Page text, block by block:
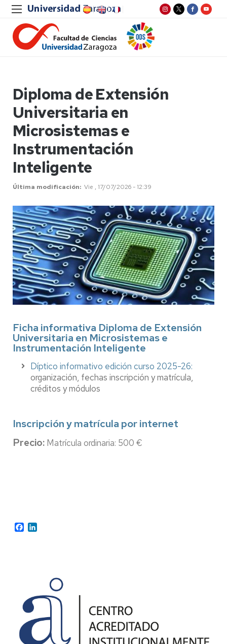
Diploma de Extensión
Universitaria en
Microsistemas e
Instrumentación
Inteligente
Última modificación Vie , 17/07/2026 - 12:39
Ficha informativa Diploma de Extensión
Universitaria en Microsistemas e
Instrumentación Inteligente
Díptico informativo edición curso 2025-26:
organización, fechas inscripción y matrícula,
créditos y módulos
Inscripción y matrícula por internet
Precio: Matrícula ordinaria: 500 €
Facebook